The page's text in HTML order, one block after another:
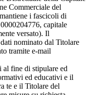
Commerciale del
i fascicoli di
capitale
versato). Il
nominato dal Titolare
tramite e-mail
al fine di stipulare ed
ed educativi e il
te e il Titolare del